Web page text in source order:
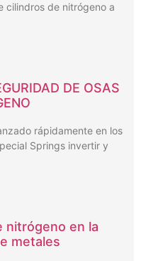
cilindros de nitrógeno a
DE OSAS
rápidamente en los
Springs invertir y
nitrógeno en la
metales